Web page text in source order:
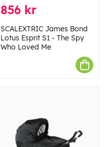
856 kr
SCALEXTRIC James Bond
Lotus Esprit S1 - The Spy
Who Loved Me